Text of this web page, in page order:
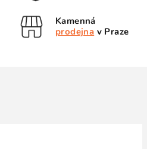
Kamenná
prodejna v Praze